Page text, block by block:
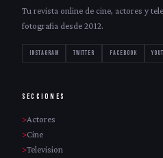
Tu revista online de cine, actores y
fotografia desde 2012.
INSTAGRAM TWITTER FACEBOOK
SECCIONES
Actores
Cine
Television